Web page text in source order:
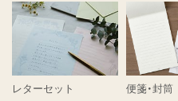
レターセット 便箋・封筒